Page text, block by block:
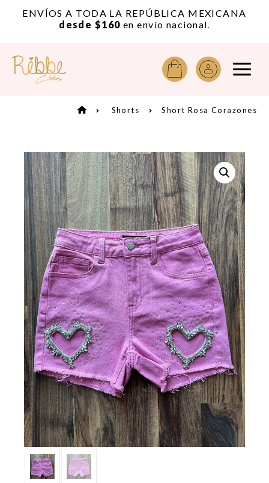
ENVÍOS A TODA LA REPÚBLICA MEXICANA
desde $160 en envío nacional.
Shorts Short Rosa Corazones